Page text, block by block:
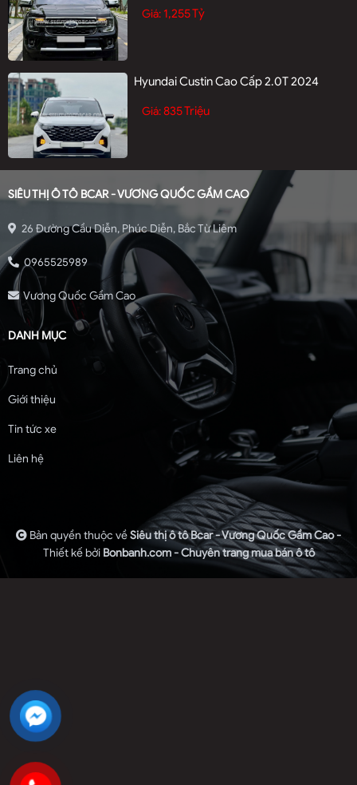
Giá: 1,255 Tỷ
Hyundai Custin Cao Cấp 2.0T 2024
Giá:835 Triệu
SIÊU THỊ Ô TÔ BCAR - VƯƠNG QUỐC GẦM CAO
26 Đường Cầu Diễn, Phúc Diễn, Bắc Từ Liêm
0965525989
Vương Quốc Gầm Cao
DANH MỤC
Trang chủ
Giới thiệu
Tin tức xe
Liên hệ
Bản quyền thuộc vềSiêu thị ô tô Bcar - Vương Quốc Gầm Cao -
Thiết kế bởi Bonbanh.com - Chuyên trang mua bán ô tô